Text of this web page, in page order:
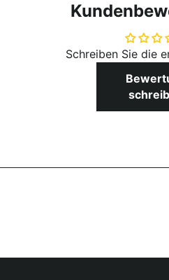
Smooth grinden
Supersterke "Straight Wing"
Chromoly staal & aluminium
Hoogwaardige ingegoten
Bullet Maat gids:
Schreiben Sie die